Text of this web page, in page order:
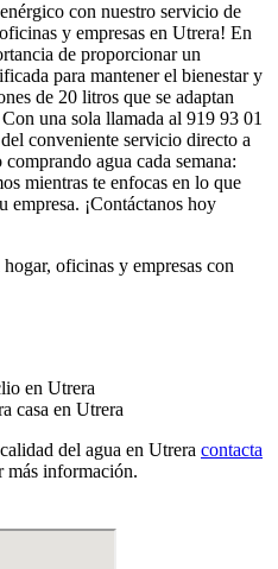
con nuestro servicio de
y empresas en Utrera! En
de proporcionar un
para mantener el bienestar y
de 20 litros que se adaptan
una sola llamada al 919 93 01
conveniente servicio directo a
agua cada semana:
mientras te enfocas en lo que
empresa. ¡Contáctanos hoy
en Utrera
casa en Utrera
del agua en Utrera contacta
más información.